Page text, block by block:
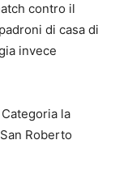
contro il
di casa di
invece
la
Roberto